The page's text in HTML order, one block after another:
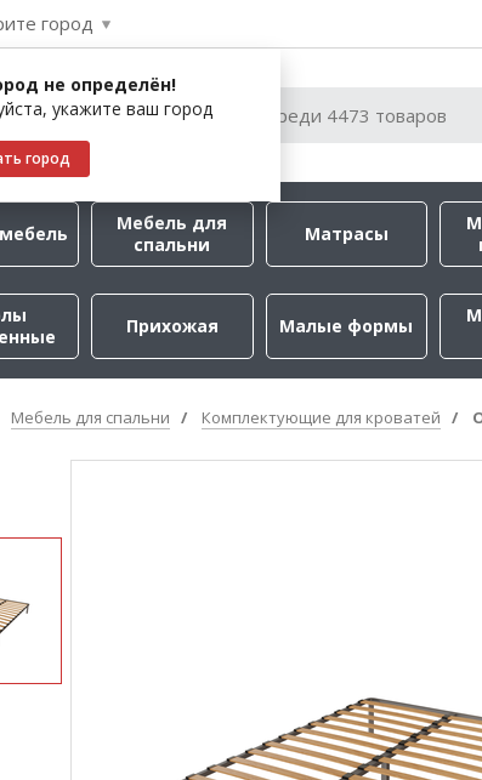
город
не определён!
укажите ваш город
город
Мебель для
спальни
Матрасы
Прихожая Малые формы
Мебель для спальни Комплектующие для кроватей